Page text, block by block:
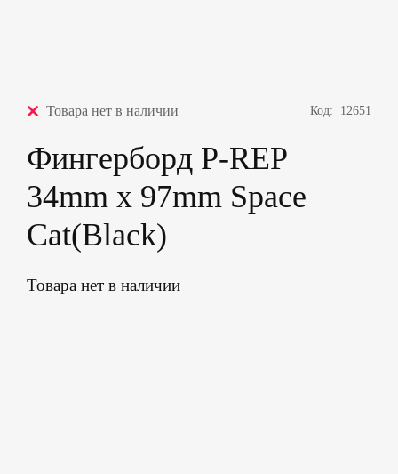
Товара нет в наличии Код: 12651
Фингерборд P-REP
34mm x 97mm Space
Cat(Black)
Товара нет в наличии